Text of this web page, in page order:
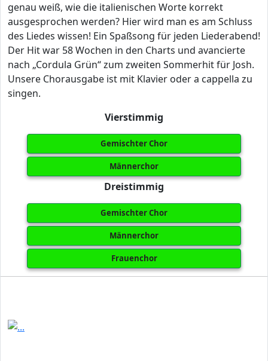
genau weiß, wie die italienischen Worte korrekt
ausgesprochen werden? Hier wird man es am Schluss
des Liedes wissen! Ein Spaßsong für jeden Liederabend!
Der Hit war 58 Wochen in den Charts und avancierte
nach „Cordula Grün“ zum zweiten Sommerhit für Josh.
Unsere Chorausgabe ist mit Klavier oder a cappella zu
singen.
Vierstimmig
Gemischter Chor
Männerchor
Dreistimmig
Gemischter Chor
Männerchor
Frauenchor